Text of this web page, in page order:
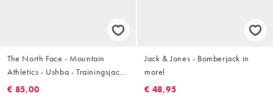
The North Face - Mountain
Athletics - Ushba - Trainingsjack
in zwart
€ 85,00
Jack & Jones - Bomberjack in
morel
€ 48,95